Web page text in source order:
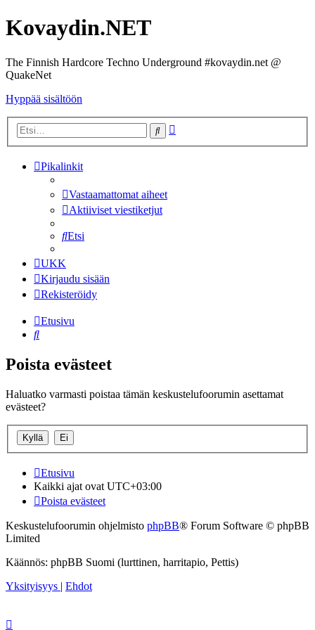
Kovaydin.NET
The Finnish Hardcore Techno Underground #kovaydin.net @
QuakeNet
Hyppää sisältöön
Etsi
Pikalinkit
Vastaamattomat aiheet
Aktiiviset viestiketjut
Etsi
UKK
Kirjaudu sisään
Rekisteröidy
Etusivu
Etsi
Poista evästeet
Haluatko varmasti poistaa tämän keskustelufoorumin asettamat
evästeet?
Etusivu
Kaikki ajat ovat UTC+03:00
Poista evästeet
Keskustelufoorumin ohjelmisto phpBB® Forum Software © phpBB
Limited
Käännös: phpBB Suomi (lurttinen, harritapio, Pettis)
Yksityisyys | Ehdot